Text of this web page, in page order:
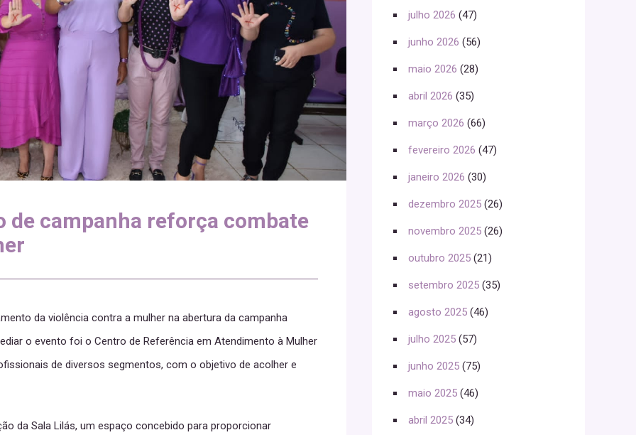
de campanha reforça combate
da violência contra a mulher na abertura da campanha
o evento foi o Centro de Referência em Atendimento à Mulher
de diversos segmentos, com o objetivo de acolher e
da Sala Lilás, um espaço concebido para proporcionar
julho 2026 (47)
junho 2026 (56)
maio 2026 (28)
abril 2026 (35)
março 2026 (66)
fevereiro 2026 (47)
janeiro 2026 (30)
dezembro 2025 (26)
novembro 2025 (26)
outubro 2025 (21)
setembro 2025 (35)
agosto 2025 (46)
julho 2025 (57)
junho 2025 (75)
maio 2025 (46)
abril 2025 (34)